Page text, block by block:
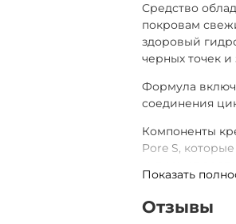
Средство
покровам
здоровый
черных точек
Формула
соединения
Компоненты
Pore S,
и уменьшают
Способ
Показать
Отзывы